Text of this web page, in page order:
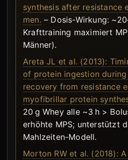
synthesis after resistance
men. – Dosis-Wirkung:
Krafttraining maximiert
Männer).
Areta JL et al. (2013):
of protein ingestion
recovery from resistance
myofibrillar protein
20 g Whey alle ~3 h >
erhöhte MPS; unterstützt
Mahlzeiten-Modell.
Morton RW et al. (2018):